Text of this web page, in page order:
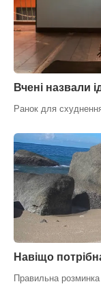
Вчені назвали
Ранок для
Навіщо
Правильна